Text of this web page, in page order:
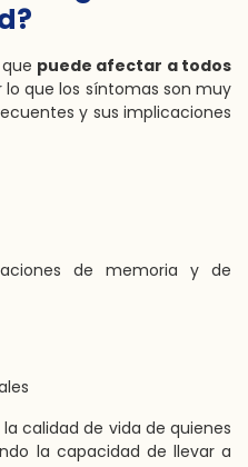
puede afectar a todos
lo que los síntomas son muy
y sus implicaciones
de memoria y de
calidad de vida de quienes
la capacidad de llevar a